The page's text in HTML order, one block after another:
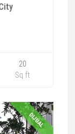
20
Sq ft
DIJUAL